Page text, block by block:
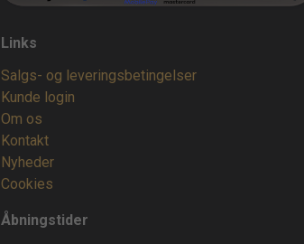
Links
Salgs- og leveringsbetingelser
Kunde login
Om os
Kontakt
Nyheder
Cookies
Åbningstider